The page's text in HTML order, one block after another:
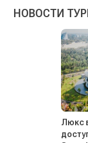
НОВОСТИ
Люкс